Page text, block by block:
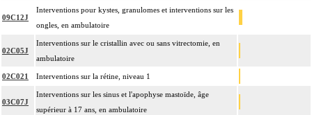
09C12J
Interventions pour kystes, granulomes et interventions sur les
ongles, en ambulatoire
02C05J
Interventions sur le cristallin avec ou sans vitrectomie, en
ambulatoire
02C021 Interventions sur la rétine, niveau 1
03C07J
Interventions sur les sinus et l'apophyse mastoïde, âge
supérieur à 17 ans, en ambulatoire